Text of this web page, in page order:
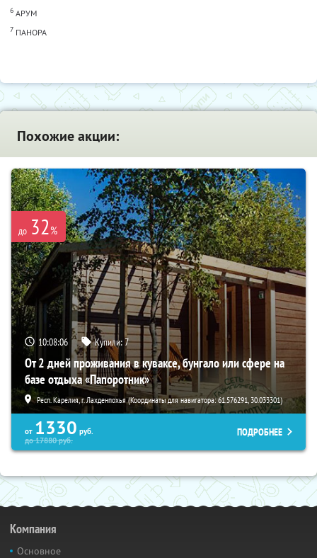
6 АРУМ
7 ПАНОРА
Похожие акции:
до 32%
10:08:05 Купили:7
От 2 дней проживания в куваксе, бунгало или сфере на
базе отдыха «Папоротник»
Респ. Карелия, г. Лахденпохья (Координаты для навигатора: 61.576291, 30.033301)
от 1330 руб.
до17880руб.
ПОДРОБНЕЕ
Компания
Основное